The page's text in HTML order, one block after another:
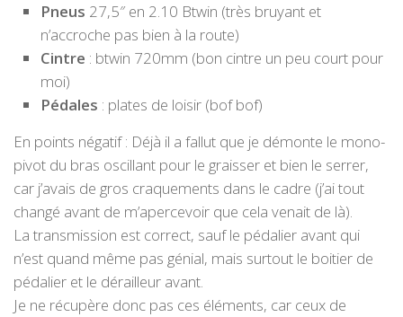
Pneus 27,5″ en 2.10 Btwin (très bruyant et
n’accroche pas bien à la route)
Cintre : btwin 720mm (bon cintre un peu court pour
moi)
Pédales : plates de loisir (bof bof)
En points négatif : Déjà il a fallut que je démonte le mono-
pivot du bras oscillant pour le graisser et bien le serrer,
car j’avais de gros craquements dans le cadre (j’ai tout
changé avant de m’apercevoir que cela venait de là).
La transmission est correct, sauf le pédalier avant qui
n’est quand même pas génial, mais surtout le boitier de
pédalier et le dérailleur avant.
Je ne récupère donc pas ces éléments, car ceux de